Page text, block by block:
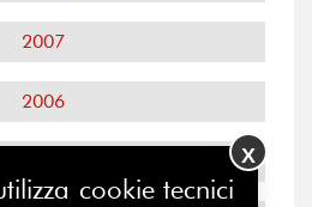
2007
2006
cookie tecnici
X